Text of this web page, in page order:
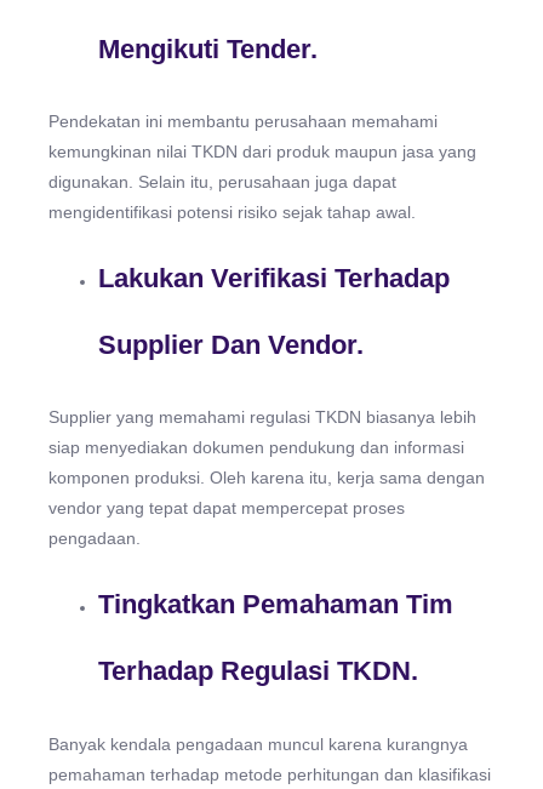
Mengikuti Tender.
Pendekatan ini membantu perusahaan memahami
kemungkinan nilai TKDN dari produk maupun jasa yang
digunakan. Selain itu, perusahaan juga dapat
mengidentifikasi potensi risiko sejak tahap awal.
Lakukan Verifikasi Terhadap
Supplier Dan Vendor.
Supplier yang memahami regulasi TKDN biasanya lebih
siap menyediakan dokumen pendukung dan informasi
komponen produksi. Oleh karena itu, kerja sama dengan
vendor yang tepat dapat mempercepat proses
pengadaan.
Tingkatkan Pemahaman Tim
Terhadap Regulasi TKDN.
Banyak kendala pengadaan muncul karena kurangnya
pemahaman terhadap metode perhitungan dan klasifikasi